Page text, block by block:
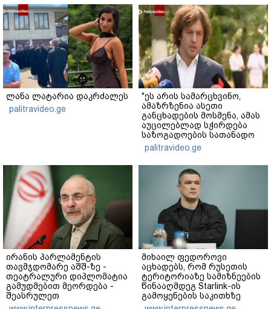
ლანა ლატარია დაკრძალეს
palitravideo.ge
"ეს არის სამარცხვინო,
ამაზრზენია ასეთი
განცხადების მოსმენა, ამას
აუცილებლად სჭირდება
საზოგადოების სათანადო
რეაქცია" - ირაკლი
კობახიძე
palitravideo.ge
ირანის პარლამენტის
თავმჯდომარე აშშ-ზე -
თეატრალური დიპლომატია
გამუდმებით მეორდება -
შეასრულეთ
ვალდებულებები, მეტი
მიხაილ ფედოროვი
აცხადებს, რომ რუსეთის
ტერიტორიაზე სამიზნეების
წინააღმდეგ Starlink-ის
გამოყენების საკითხზე
ილონ მასკთან